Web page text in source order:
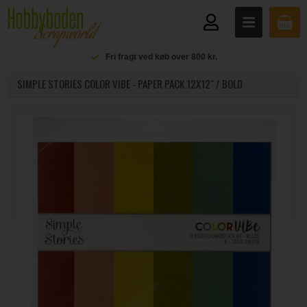
Fri fragt ved køb over 800 kr.
SIMPLE STORIES COLOR VIBE - PAPER PACK 12X12" / BOLD